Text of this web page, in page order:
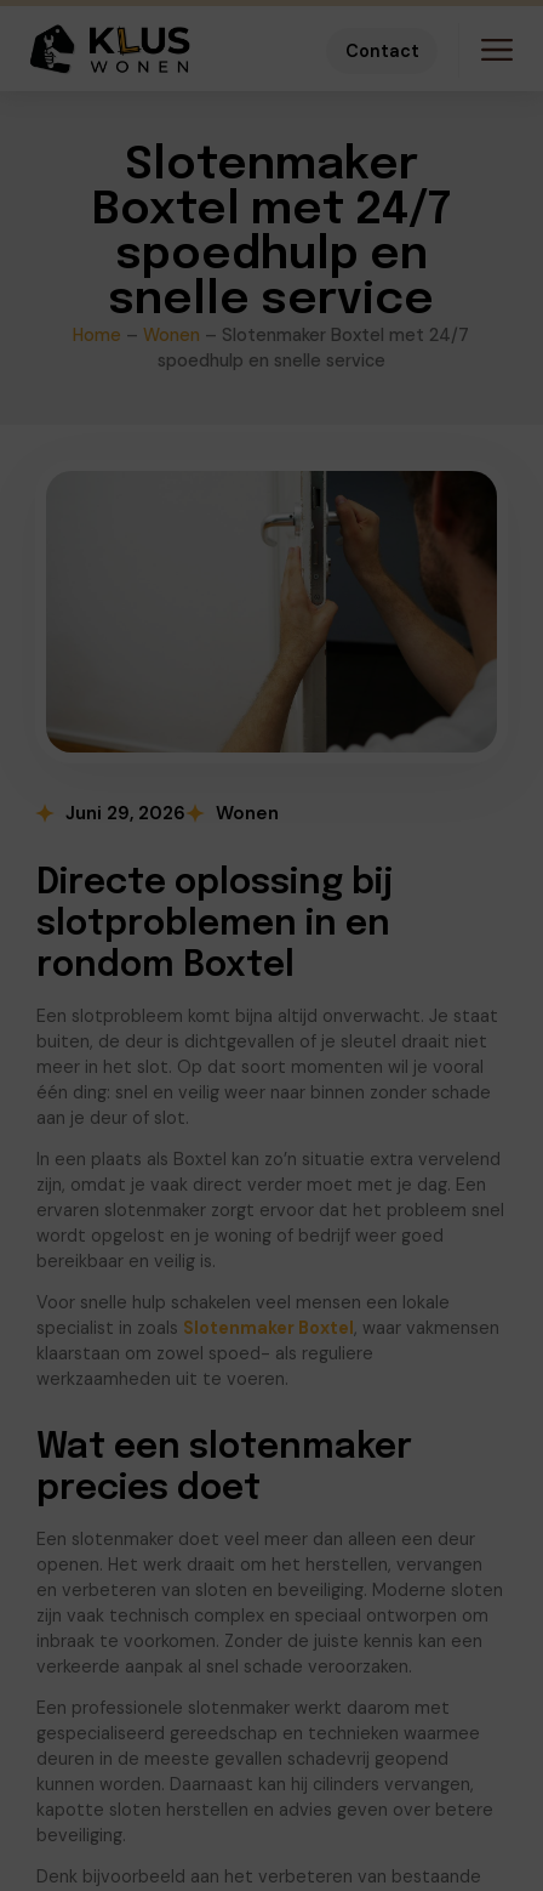
Contact
Slotenmaker
Boxtel met 24/7
spoedhulp en
snelle service
Home –Wonen – Slotenmaker Boxtel met 24/7
spoedhulp en snelle service
Juni 29, 2026 Wonen
Directe oplossing bij
slotproblemen in en
rondom Boxtel
Een slotprobleem komt bijna altijd onverwacht. Je staat
buiten, de deur is dichtgevallen of je sleutel draait niet
meer in het slot. Op dat soort momenten wil je vooral
één ding: snel en veilig weer naar binnen zonder schade
aan je deur of slot.
In een plaats als Boxtel kan zo’n situatie extra vervelend
zijn, omdat je vaak direct verder moet met je dag. Een
ervaren slotenmaker zorgt ervoor dat het probleem snel
wordt opgelost en je woning of bedrijf weer goed
bereikbaar en veilig is.
Voor snelle hulp schakelen veel mensen een lokale
specialist in zoals Slotenmaker Boxtel, waar vakmensen
klaarstaan om zowel spoed- als reguliere
werkzaamheden uit te voeren.
Wat een slotenmaker
precies doet
Een slotenmaker doet veel meer dan alleen een deur
openen. Het werk draait om het herstellen, vervangen
en verbeteren van sloten en beveiliging. Moderne sloten
zijn vaak technisch complex en speciaal ontworpen om
inbraak te voorkomen. Zonder de juiste kennis kan een
verkeerde aanpak al snel schade veroorzaken.
Een professionele slotenmaker werkt daarom met
gespecialiseerd gereedschap en technieken waarmee
deuren in de meeste gevallen schadevrij geopend
kunnen worden. Daarnaast kan hij cilinders vervangen,
kapotte sloten herstellen en advies geven over betere
beveiliging.
Denk bijvoorbeeld aan het verbeteren van bestaande